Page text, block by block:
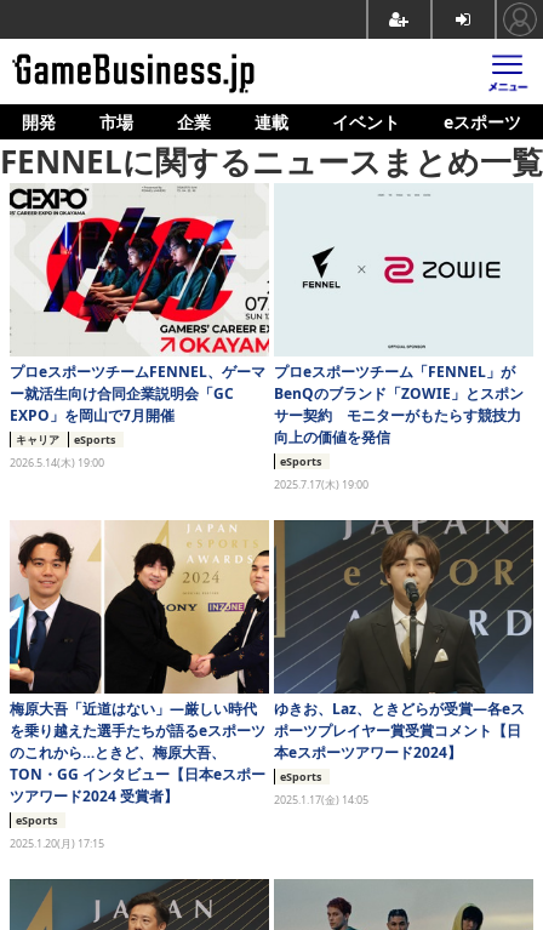
ホーム
ゲーム開発
マネタイズ
企業動向
人材育成
産業政策
連載
イベント/セミナー
eスポーツ
開発 市場 企業 連載 イベント eスポーツ
FENNELに関するニュースまとめ一覧
プロeスポーツチームFENNEL、ゲーマ
ー就活生向け合同企業説明会「GC
EXPO」を岡山で7月開催
キャリア
eSports
2026.5.14(木) 19:00
プロeスポーツチーム「FENNEL」が
BenQのブランド「ZOWIE」とスポン
サー契約 モニターがもたらす競技力
向上の価値を発信
eSports
2025.7.17(木) 19:00
梅原大吾「近道はない」―厳しい時代
を乗り越えた選手たちが語るeスポーツ
のこれから…ときど、梅原大吾、
TON・GG インタビュー【日本eスポー
ツアワード2024 受賞者】
eSports
2025.1.20(月) 17:15
ゆきお、Laz、ときどらが受賞―各eス
ポーツプレイヤー賞受賞コメント【日
本eスポーツアワード2024】
eSports
2025.1.17(金) 14:05